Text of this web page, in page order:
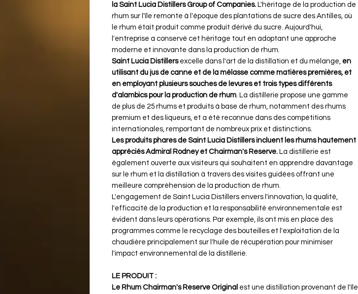
la Saint Lucia Distillers Group of Companies. L'héritage de la production de
rhum sur l'île remonte à l'époque des plantations de sucre des Antilles, où
le rhum était produit comme produit dérivé du sucre. Aujourd'hui,
l'entreprise a conservé cet héritage tout en adoptant une approche
moderne et innovante dans la production de rhum​​.
Saint Lucia Distillersexcelle dans l'art de la distillation et du mélange, en
utilisant du jus de canne et de la mélasse comme matières premières, et
en employant plusieurs souches de levures et trois types différents
d'alambics pour la production de rhum ​​. La distillerie propose une gamme
de plus de 25 rhums et produits à base de rhum, notamment des rhums
premium et des liqueurs, et a été reconnue dans des compétitions
internationales, remportant de nombreux prix et distinctions​.
Les produits phares de Saint Lucia Distillers incluent les rhums hautement
appréciés Admiral Rodney et Chairman's Reserve. La distillerie est
également ouverte aux visiteurs qui souhaitent en apprendre davantage
sur le rhum et la distillation à travers des visites guidées offrant une
meilleure compréhension de la production de rhum​​.
L'engagement de Saint Lucia Distillers envers l'innovation, la qualité,
l'efficacité de la production et la responsabilité environnementale est
évident dans leurs opérations. Par exemple, ils ont mis en place des
programmes comme le recyclage des bouteilles et l'exploitation de la
chaudière principalement sur l'huile de récupération pour minimiser
l'impact environnemental de la distillerie​.
LE PRODUIT :
Le Rhum Chairman's Reserve Original est une distillation provenant de l'île